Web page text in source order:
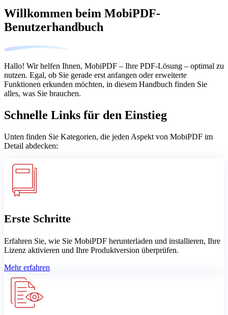
Willkommen beim MobiPDF-
Benutzerhandbuch
Hallo! Wir helfen Ihnen, MobiPDF – Ihre PDF-Lösung – optimal zu
nutzen. Egal, ob Sie gerade erst anfangen oder erweiterte
Funktionen erkunden möchten, in diesem Handbuch finden Sie
alles, was Sie brauchen.
Schnelle Links für den Einstieg
Unten finden Sie Kategorien, die jeden Aspekt von MobiPDF im
Detail abdecken:
Erste Schritte
Erfahren Sie, wie Sie MobiPDF herunterladen und installieren, Ihre
Lizenz aktivieren und Ihre Produktversion überprüfen.
Mehr erfahren